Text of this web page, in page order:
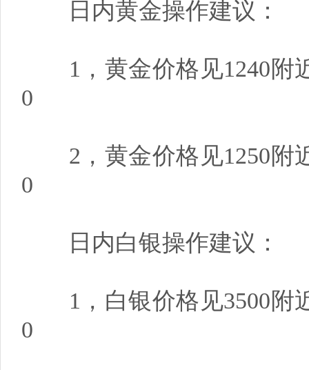
日内黄金操作建议：
1，黄金价格见1240附
0
2，黄金价格见1250附
0
日内白银操作建议：
1，白银价格见3500附
0